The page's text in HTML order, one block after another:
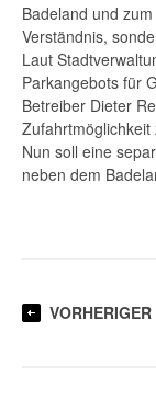
Badeland und
Verständnis,
Laut
Parkangebots für
Betreiber Dieter
Nun soll eine
neben dem